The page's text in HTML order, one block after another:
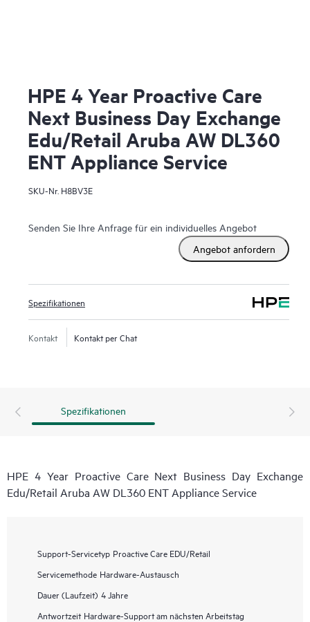
HPE 4 Year Proactive Care
Next Business Day Exchange
Edu/Retail Aruba AW DL360
ENT Appliance Service
SKU-Nr. H8BV3E
Senden Sie Ihre Anfrage für ein individuelles Angebot
Angebot anfordern
Spezifikationen
Kontakt Kontakt per Chat
Spezifikationen
HPE 4 Year Proactive Care Next Business Day Exchange
Edu/Retail Aruba AW DL360 ENT Appliance Service
Support-Servicetyp Proactive Care EDU/Retail
Servicemethode Hardware-Austausch
Dauer (Laufzeit) 4 Jahre
Antwortzeit Hardware-Support am nächsten Arbeitstag